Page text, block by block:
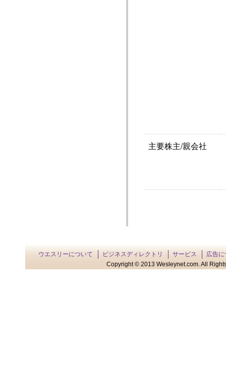
主要株主/親会社
ウエスリーについて ビジネスディレクトリ サービス
広告に
Copyright © 2013 Wesleynet.com. All